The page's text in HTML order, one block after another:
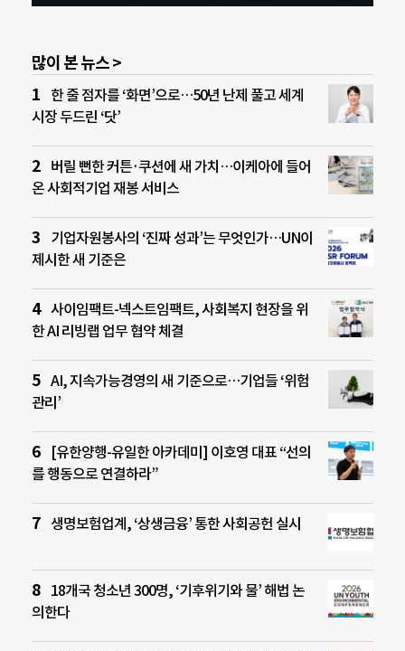
많이 본 뉴스 >
한 줄 점자를 ‘화면’으로…50년 난제 풀고 세계
시장 두드린 ‘닷’
버릴 뻔한 커튼·쿠션에 새 가치…이케아에 들어
온 사회적기업 재봉 서비스
기업자원봉사의 ‘진짜 성과’는 무엇인가…UN이
제시한 새 기준은
사이임팩트-넥스트임팩트, 사회복지 현장을 위
한 AI 리빙랩 업무 협약 체결
AI, 지속가능경영의 새 기준으로…기업들 ‘위험
관리’
[유한양행-유일한 아카데미] 이호영 대표 “선의
를 행동으로 연결하라”
생명보험업계, ‘상생금융’ 통한 사회공헌 실시
18개국 청소년 300명, ‘기후위기와 물’ 해법 논
의한다